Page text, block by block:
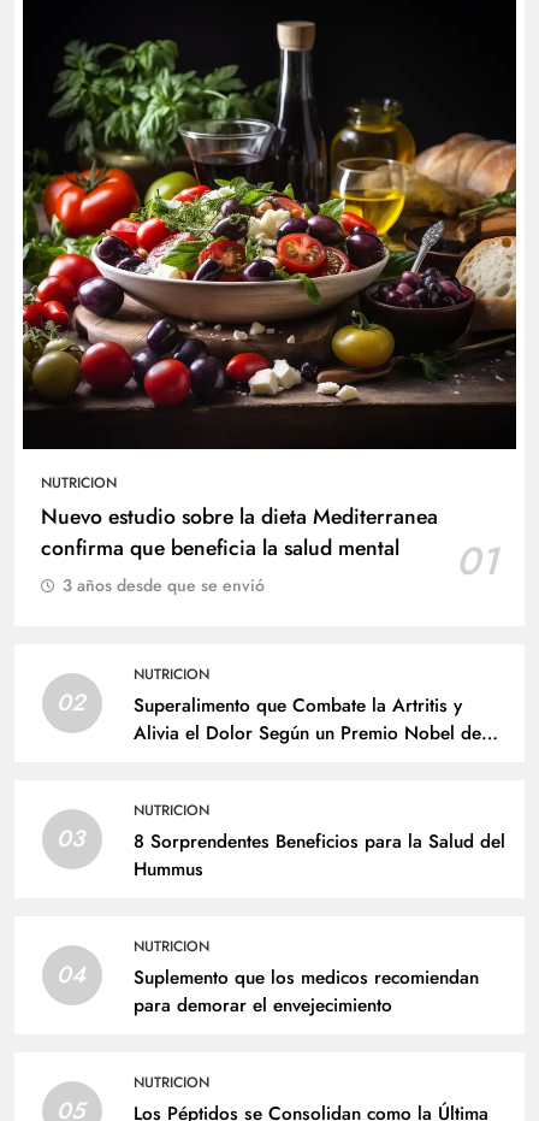
NUTRICION
Nuevo estudio sobre la dieta Mediterranea
confirma que beneficia la salud mental
01
3 años desde que se envió
02
NUTRICION
Superalimento que Combate la Artritis y
Alivia el Dolor Según un Premio Nobel de
03
NUTRICION
8 Sorprendentes Beneficios para la Salud del
Hummus
04
NUTRICION
Suplemento que los medicos recomiendan
para demorar el envejecimiento
05
NUTRICION
Los Péptidos se Consolidan como la Última